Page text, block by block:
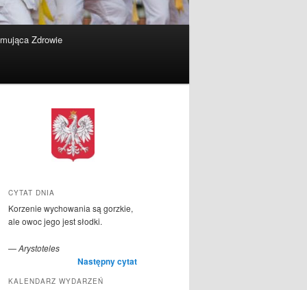
Zdrowie
CYTAT DNIA
Korzenie wychowania są gorzkie,
ale owoc jego jest słodki.
—Arystoteles
Następny cytat
KALENDARZ WYDARZEŃ